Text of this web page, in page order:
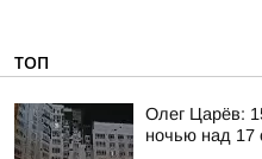
ТОП
Олег Царёв:
ночью над 17